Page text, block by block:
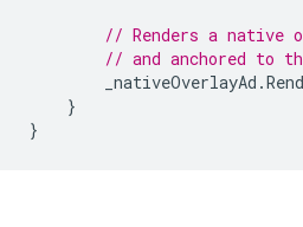
// Renders a native
// and anchored to
_nativeOverlayAd .
}
}